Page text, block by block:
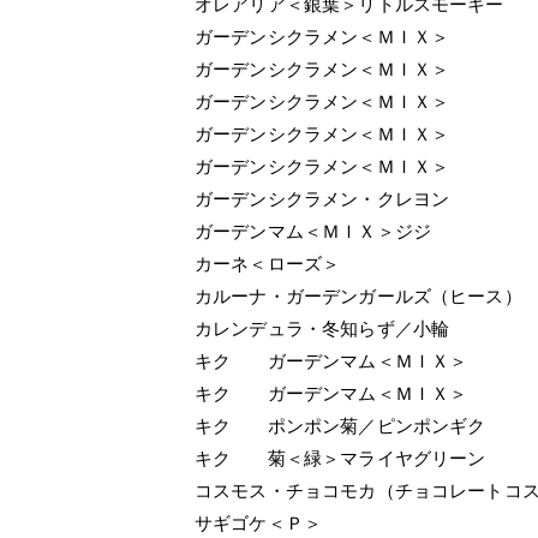
オレアリア＜銀葉＞リトルスモーキー
ガーデンシクラメン＜ＭＩＸ＞
ガーデンシクラメン＜ＭＩＸ＞
ガーデンシクラメン＜ＭＩＸ＞
ガーデンシクラメン＜ＭＩＸ＞
ガーデンシクラメン＜ＭＩＸ＞
ガーデンシクラメン・クレヨン
ガーデンマム＜ＭＩＸ＞ジジ
カーネ＜ローズ＞
カルーナ・ガーデンガールズ（ヒース）
カレンデュラ・冬知らず／小輪
キク ガーデンマム＜ＭＩＸ＞
キク ガーデンマム＜ＭＩＸ＞
キク ポンポン菊／ピンポンギク
キク 菊＜緑＞マライヤグリーン
コスモス・チョコモカ（チョコレートコ
サギゴケ＜Ｐ＞